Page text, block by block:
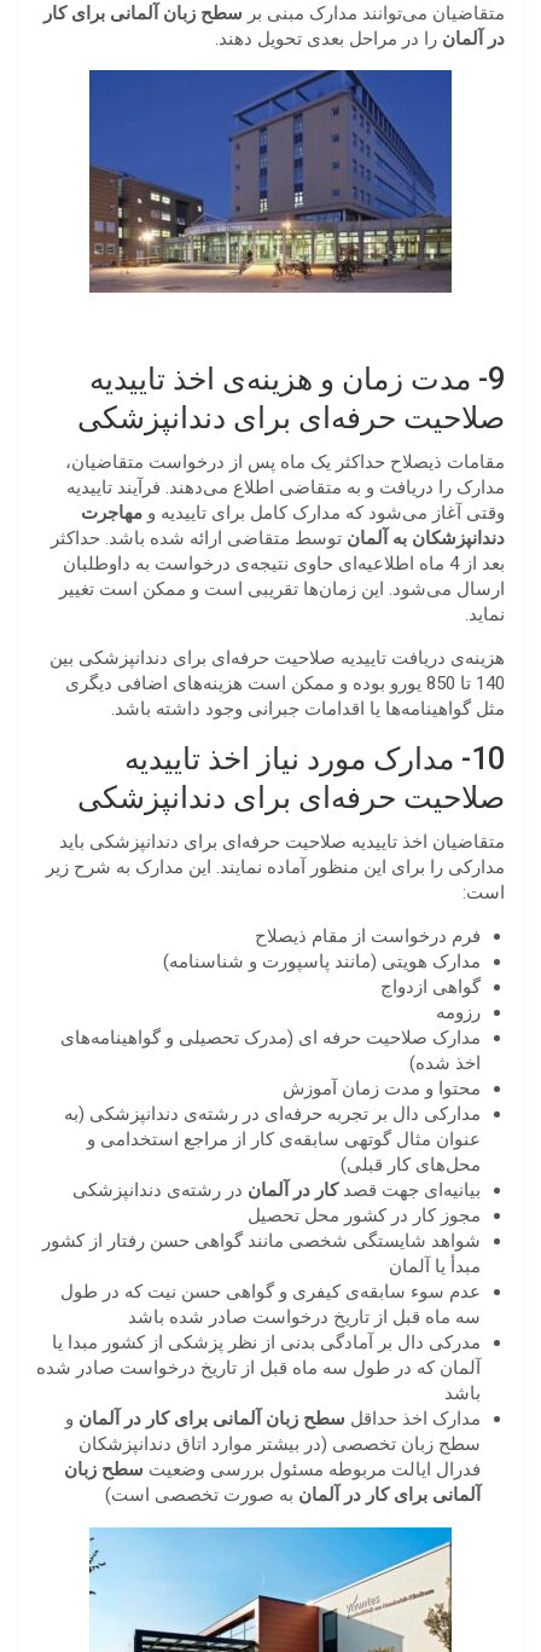
متقاضیان می‌توانند مدارک مبنی بر سطح زبان آلمانی برای کار
در آلمان را در مراحل بعدی تحویل دهند.
9- مدت زمان و هزینه‌ی اخذ تاییدیه
صلاحیت حرفه‌ای برای دندانپزشکی
مقامات ذیصلاح حداکثر یک ماه پس از درخواست متقاضیان،
مدارک را دریافت و به متقاضی اطلاع می‌دهند. فرآیند تاییدیه
وقتی آغاز می‌شود که مدارک کامل برای تاییدیه و مهاجرت
دندانپزشکان به آلمان توسط متقاضی ارائه شده باشد. حداکثر
بعد از 4 ماه اطلاعیه‌ای حاوی نتیجه‌ی درخواست به داوطلبان
ارسال می‌شود. این زمان‌ها تقریبی است و ممکن است تغییر
نماید.
هزینه‌ی دریافت تاییدیه صلاحیت حرفه‌ای برای دندانپزشکی بین
140 تا 850 یورو بوده و ممکن است هزینه‌های اضافی دیگری
مثل گواهینامه‌ها یا اقدامات جبرانی وجود داشته باشد.
10- مدارک مورد نیاز اخذ تاییدیه
صلاحیت حرفه‌ای برای دندانپزشکی
متقاضیان اخذ تاییدیه صلاحیت حرفه‌ای برای دندانپزشکی باید
مدارکی را برای این منظور آماده نمایند. این مدارک به شرح زیر
است:
فرم درخواست از مقام ذیصلاح
مدارک هویتی (مانند پاسپورت و شناسنامه)
گواهی ازدواج
رزومه
مدارک صلاحیت حرفه ای (مدرک تحصیلی و گواهینامه‌های
اخذ شده)
محتوا و مدت زمان آموزش
مدارکی دال بر تجربه حرفه‌ای در رشته‌ی دندانپزشکی (به
عنوان مثال گوتهی سابقه‌ی کار از مراجع استخدامی و
محل‌های کار قبلی)
بیانیه‌ای جهت قصدکار در آلمان در رشته‌ی دندانپزشکی
مجوز کار در کشور محل تحصیل
شواهد شایستگی شخصی مانند گواهی حسن رفتار از کشور
مبدأ یا آلمان
عدم سوء سابقه‌ی کیفری و گواهی حسن نیت که در طول
سه ماه قبل از تاریخ درخواست صادر شده باشد
مدرکی دال بر آمادگی بدنی از نظر پزشکی از کشور مبدا یا
آلمان که در طول سه ماه قبل از تاریخ درخواست صادر شده
باشد
مدارک اخذ حداقل سطح زبان آلمانی برای کار در آلمان و
سطح زبان تخصصی (در بیشتر موارد اتاق دندانپزشکان
فدرال ایالت مربوطه مسئول بررسی وضعیت سطح زبان
آلمانی برای کار در آلمان به صورت تخصصی است)